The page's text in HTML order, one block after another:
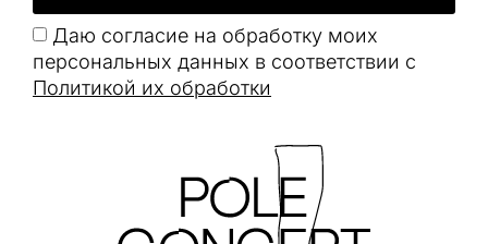
Даю согласие на обработку моих
персональных данных в соответствии с
Политикой их обработки